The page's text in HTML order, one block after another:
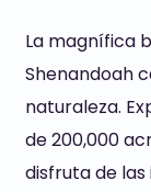
La magnífica
Shenandoah
naturaleza.
de 200,000
disfruta de